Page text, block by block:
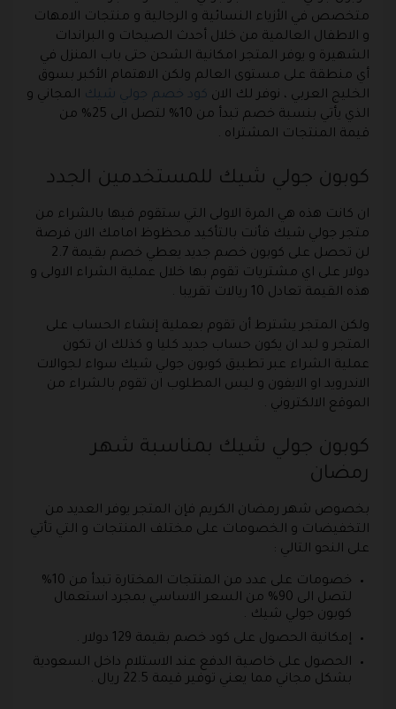
متخصص في الأزياء النسائية و الرجالية و منتجات الامهات
و الاطفال العالمية من خلال أحدث الصيحات و البراندات
الشهيرة و يوفر المتجر امكانية الشحن حتى باب المنزل في
أي منطقة على مستوى العالم ولكن الاهتمام الأكبر بسوق
الخليج العربي ، نوفر لك الان كود خصم جولي شيك المجاني و
الذي يأتي بنسبة خصم تبدأ من 10% لتصل الى 25% من
قيمة المنتجات المشتراه .
كوبون جولي شيك للمستخدمين الجدد
ان كانت هذه هي المرة الاولى التي ستقوم فيها بالشراء من
متجر جولي شيك فأنت بالتأكيد محظوظ امامك الان فرصة
لن تحصل على كوبون خصم جديد يعطي خصم بقيمة 2.7
دولار على اي مشتريات تقوم بها خلال عملية الشراء الاولى و
هذه القيمة تعادل 10 ريالات تقريبا .
ولكن المتجر يشترط أن تقوم بعملية إنشاء الحساب على
المتجر و لبد ان يكون حساب جديد كليا و كذلك ان تكون
عملية الشراء عبر تطبيق كوبون جولي شيك سواء لجوالات
الاندرويد او الايفون و ليس المطلوب ان تقوم بالشراء من
الموقع الالكتروني .
كوبون جولي شيك بمناسبة شهر
رمضان
بخصوص شهر رمضان الكريم فإن المتجر يوفر العديد من
التخفيضات و الخصومات على مختلف المنتجات و التي تأتي
على النحو التالي :
خصومات على عدد من المنتجات المختارة تبدأ من 10%
لتصل الى 90% من السعر الاساسي بمجرد استعمال
كوبون جولي شيك .
إمكانية الحصول على كود خصم بقيمة 129 دولار .
الحصول على خاصية الدفع عند الاستلام داخل السعودية
بشكل مجاني مما يعني توفير قيمة 22.5 ريال .